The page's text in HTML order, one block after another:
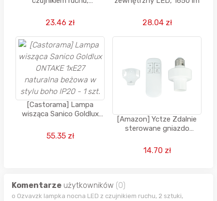
możliwość ściemniania +
kabel USB-C
23.46 zł 28.04 zł
[Castorama] Lampa
wisząca Sanico Goldlux
beżowa w stylu boho IP20
- 1 szt.
55.35 zł
[Amazon] Yctze Zdalnie
sterowane gniazdo
(110V) (Darmowa dostawa
dla PRIME)
14.70 zł
Komentarze użytkowników (0)
o Ozvavzk lampka nocna LED z czujnikiem ruchu, 2 sztuki,